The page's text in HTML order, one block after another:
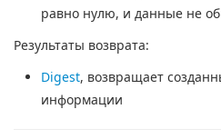
равно нулю, и данные не
Результаты возврата:
Digest, возвращает
информации